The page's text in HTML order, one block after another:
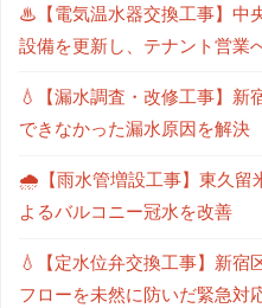
♨【電気温水器交換工事】中
設備を更新し、テナント営業
💧【漏水調査・改修工事】新
できなかった漏水原因を解決
🌧【雨水管増設工事】東久留
よるバルコニー冠水を改善
💧【定水位弁交換工事】新宿
フローを未然に防いだ緊急対